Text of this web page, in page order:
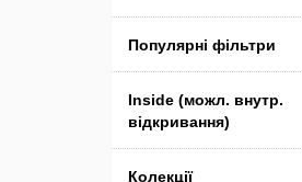
Популярні фільтри
Inside (можл. внутр.
відкривання)
Колекції